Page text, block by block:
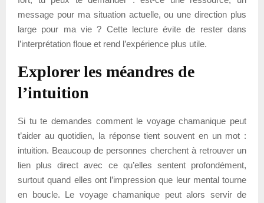
message pour ma situation actuelle, ou une direction plus
large pour ma vie ? Cette lecture évite de rester dans
l’interprétation floue et rend l’expérience plus utile.
Explorer les méandres de
l’intuition
Si tu te demandes comment le voyage chamanique peut
t’aider au quotidien, la réponse tient souvent en un mot :
intuition. Beaucoup de personnes cherchent à retrouver un
lien plus direct avec ce qu’elles sentent profondément,
surtout quand elles ont l’impression que leur mental tourne
en boucle. Le voyage chamanique peut alors servir de